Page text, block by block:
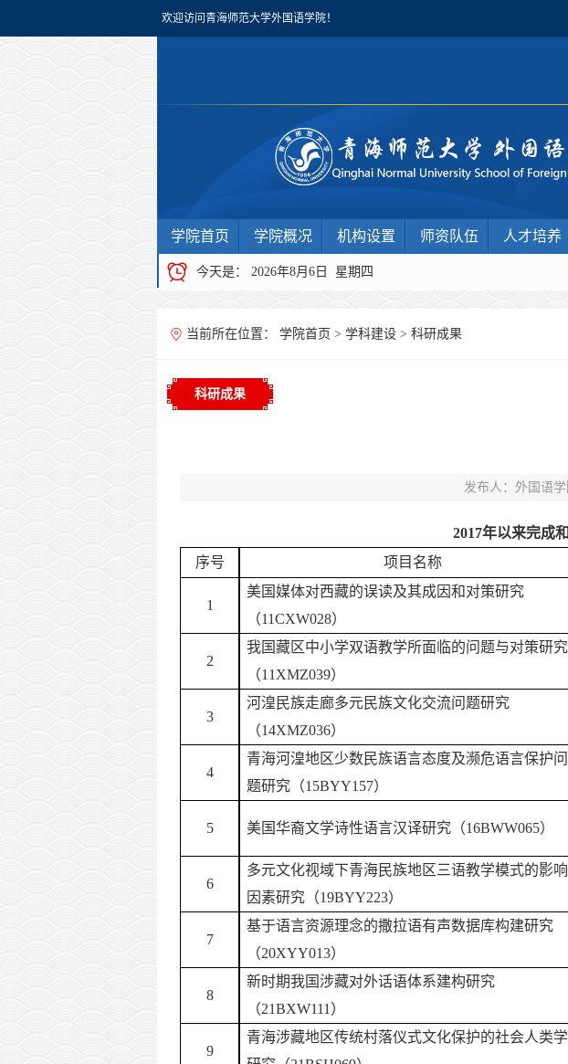
欢迎访问青海师范大学外国语学院！
学院首页 学院概况 机构设置 师资队伍 人才培养
今天是： 2026年8月6日 星期四
当前所在位置： 学院首页 > 学科建设 > 科研成果
科研成果
发布人：外国语
2017年以来完成
序号
项目名称
1
美国媒体对西藏的误读及其成因和对策研究
（11CXW028）
2
我国藏区中小学双语教学所面临的问题与对策研究
（11XMZ039）
3
河湟民族走廊多元民族文化交流问题研究
（14XMZ036）
4
青海河湟地区少数民族语言态度及濒危语言保护问
题研究（15BYY157）
5 美国华裔文学诗性语言汉译研究（16BWW065）
6
多元文化视域下青海民族地区三语教学模式的影响
因素研究（19BYY223）
7
基于语言资源理念的撒拉语有声数据库构建研究
（20XYY013）
8
新时期我国涉藏对外话语体系建构研究
（21BXW111）
9
青海涉藏地区传统村落仪式文化保护的社会人类学